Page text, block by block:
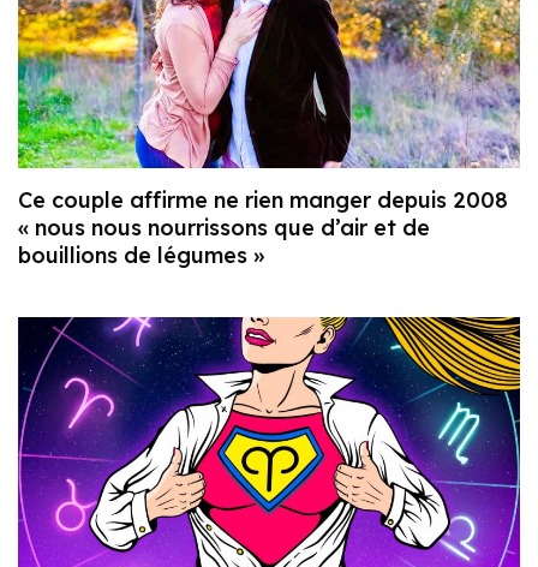
Ce couple affirme ne rien manger depuis 2008
« nous nous nourrissons que d’air et de
bouillions de légumes »